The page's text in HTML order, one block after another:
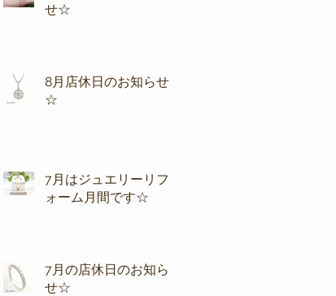
せ☆
8月店休日のお知らせ
☆
7月はジュエリーリフ
ォーム月間です☆
7月の店休日のお知ら
せ☆